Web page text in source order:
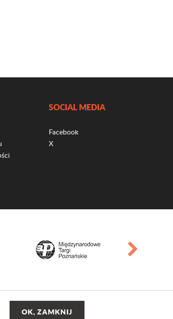
SOCIAL MEDIA
Facebook
X